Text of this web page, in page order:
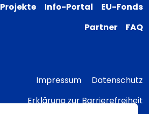
Projekte Info-Portal
EU-Fonds
Partner
FAQ
Impressum
Datenschutz
Erklärung zur Barrierefreiheit